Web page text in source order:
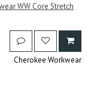
WW Core Stretch
Cherokee Workwear